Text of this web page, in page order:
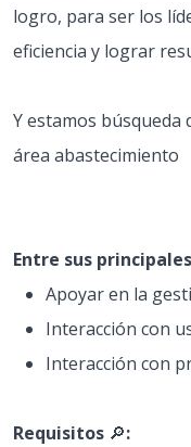
logro, para ser los
eficiencia y lograr
Y estamos
área abastecimiento
Entre sus
Apoyar en la
Interacción con
Interacción con
Requisitos 🔎: